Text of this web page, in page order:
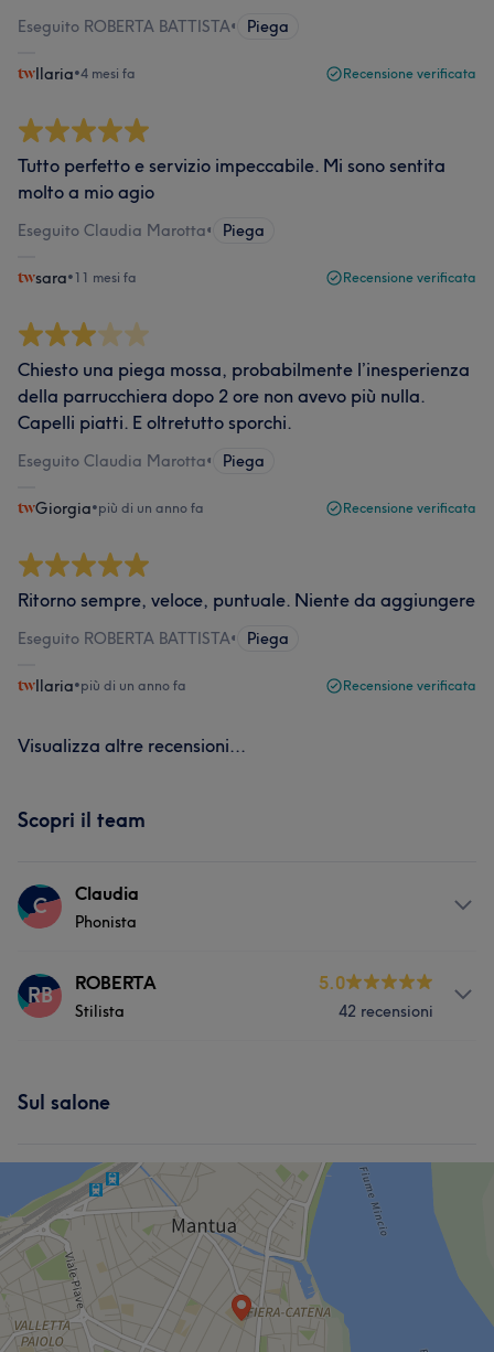
Eseguito ROBERTA BATTISTA• Piega
Ilaria•4 mesi fa Recensione verificata
Tutto perfetto e servizio impeccabile. Mi sono sentita
molto a mio agio
Eseguito Claudia Marotta• Piega
sara•11 mesi fa Recensione verificata
Chiesto una piega mossa, probabilmente l’inesperienza
della parrucchiera dopo 2 ore non avevo più nulla.
Capelli piatti. E oltretutto sporchi.
Eseguito Claudia Marotta• Piega
Giorgia•più di un anno fa Recensione verificata
Ritorno sempre, veloce, puntuale. Niente da aggiungere
Eseguito ROBERTA BATTISTA• Piega
Ilaria•più di un anno fa Recensione verificata
Visualizza altre recensioni...
Scopri il team
C Claudia
Phonista
Servizi
RB ROBERTA
Stilista
5.0
42 recensioni
Sul salone